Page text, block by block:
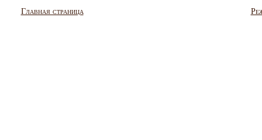
Главная страница